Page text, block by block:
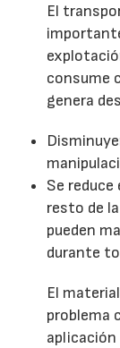
El
consume
genera
Se reduce
resto de
pueden
durante
El
problema
aplicación